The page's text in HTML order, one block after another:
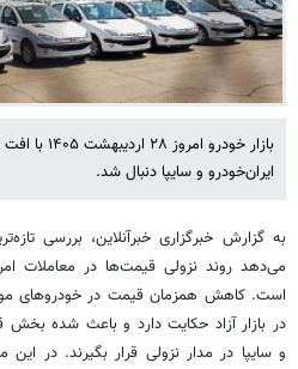
بازار
ایران‌خودرو و سایپا دنبال شد.
به گزارش خبرگزاری خبرآنلاین، بررسی
می‌دهد روند نزولی قیمت‌ها در معاملات
است. کاهش همزمان قیمت در خودروهای
در بازار آزاد حکایت دارد و باعث شده بخش